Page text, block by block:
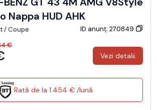
Nappa HUD AHK
/ Coupe
ID anunț: 270849
€
Vezi detalii
Rată de la 1.454 € /lună